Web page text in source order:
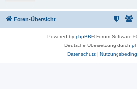
Foren-Übersicht
Powered by phpBB® Forum Software
Deutsche Übersetzung durch
Datenschutz|